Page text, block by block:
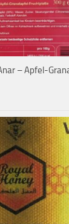
– Apfel-